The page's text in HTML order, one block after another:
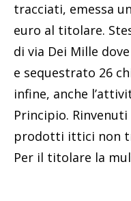
tracciati, emessa
euro al titolare.
di via Dei Mille
e sequestrato 26
infine, anche
Principio.
prodotti ittici non
Per il titolare la